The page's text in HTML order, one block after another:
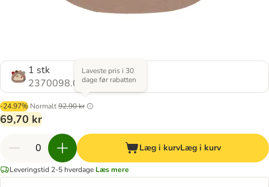
1 stk
2370098.0
-24.97% Normalt92,90 kr
Laveste pris i 30
dage før rabatten
69,70 kr
Læg i kurvLæg i kurv
Leveringstid 2-5 hverdage Læs mere